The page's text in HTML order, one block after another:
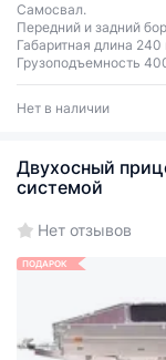
Самосвал.
Передний и задний
Габаритная длина
Грузоподъемность
Нет в наличии
Двухосный
системой
Нет отзывов
ПОДАРОК